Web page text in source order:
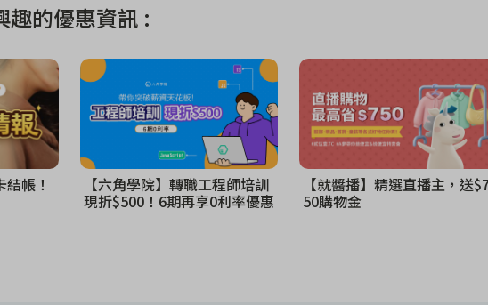
趣的優惠資訊 :
帳！ 【六角學院】轉職工程師培訓
現折$500！6期再享0利率優惠
【就醬播】精選直播主，送
50購物金